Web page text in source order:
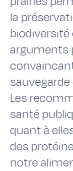
la
arguments
Les
santé
quant à
des
notre